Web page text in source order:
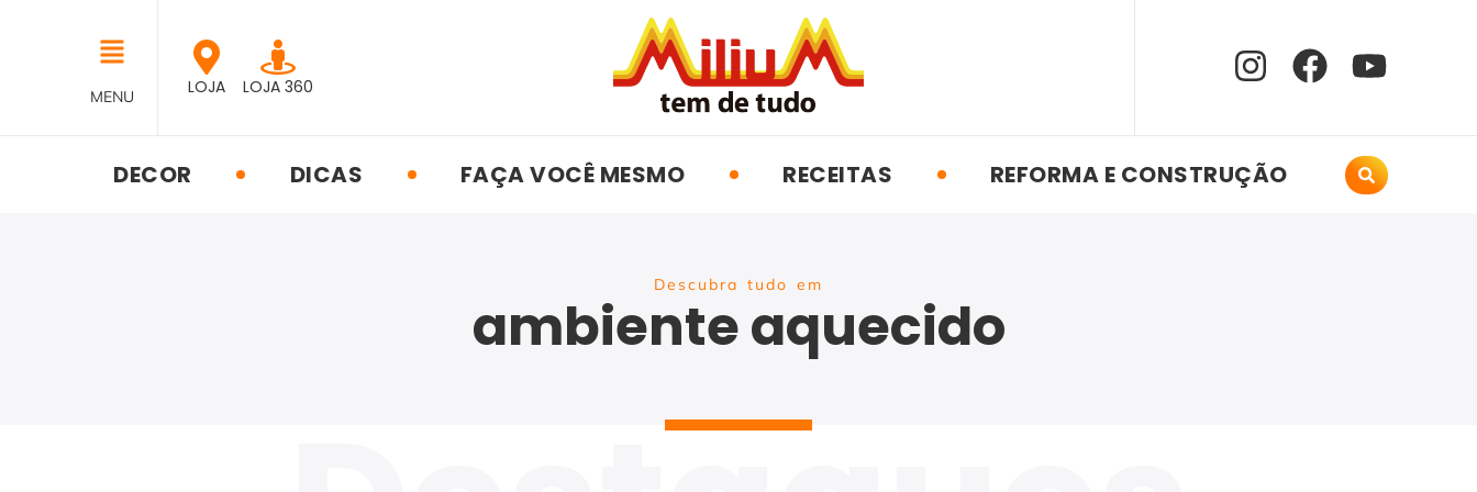
MENU LOJA LOJA 360
DECOR DICAS FAÇA VOCÊ MESMO RECEITAS REFORMA E CONSTRUÇÃO
Descubra tudo em
ambiente aquecido